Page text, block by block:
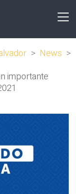
> News >
importante